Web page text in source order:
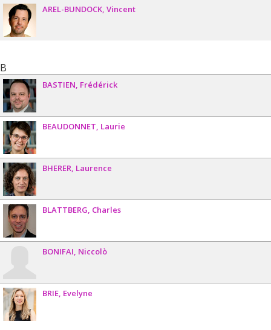
AREL-BUNDOCK Vincent
B
BASTIEN Frédérick
BEAUDONNET Laurie
BHERER Laurence
BLATTBERG Charles
BONIFAI Niccolò
BRIE Evelyne